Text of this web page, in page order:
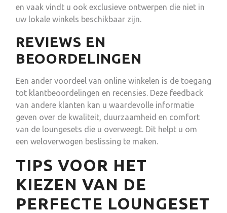
en vaak vindt u ook exclusieve ontwerpen die niet in
uw lokale winkels beschikbaar zijn.
REVIEWS EN
BEOORDELINGEN
Een ander voordeel van online winkelen is de toegang
tot klantbeoordelingen en recensies. Deze feedback
van andere klanten kan u waardevolle informatie
geven over de kwaliteit, duurzaamheid en comfort
van de loungesets die u overweegt. Dit helpt u om
een weloverwogen beslissing te maken.
TIPS VOOR HET
KIEZEN VAN DE
PERFECTE LOUNGESET